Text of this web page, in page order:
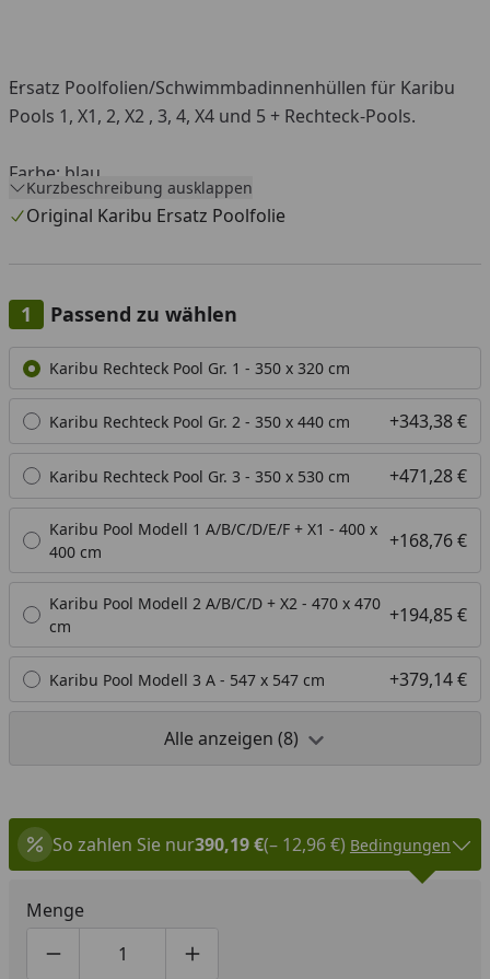
Ersatz Poolfolien/Schwimmbadinnenhüllen für Karibu
Pools 1, X1, 2, X2 , 3, 4, X4 und 5 + Rechteck-Pools.
Farbe: blau
Die Poolfolien passen ausschließlich zu den
auswählbaren Pools aus dem aktuellenKaribu Pool
passende Poolfolie ausgewählt haben, kontaktieren
Sie bitte unsere Fachberater, um unnötige
Rücksendekosten zu vermeiden.
Sollten Sie ein Karibu Pool-Modell besitzen, das nicht
in der Auswahlliste erscheint, können wir Ihnen
hierzu sehr gerne ein individuelles Angebot erstellen.
Bitte nennen Sie uns hierzu imKontaktformularIhr
Pool-Modell.
Kurzbeschreibung ausklappen
Original Karibu Ersatz Poolfolie
Passend zu wählen
Alle anzeigen (8)
Karibu Rechteck Pool Gr. 1 - 350 x 320 cm
Karibu Rechteck Pool Gr. 2 - 350 x 440 cm +343,38 €
Karibu Rechteck Pool Gr. 3 - 350 x 530 cm +471,28 €
Karibu Pool Modell 1 A/B/C/D/E/F + X1 - 400 x
400 cm
+168,76 €
Karibu Pool Modell 2 A/B/C/D + X2 - 470 x 470
cm
+194,85 €
Karibu Pool Modell 3 A - 547 x 547 cm +379,14 €
Alle anzeigen (8)
So zahlen Sie nur390,19 €(– 12,96 €) Bedingungen
Menge
Produktmenge um eins verringern
Produktmenge manuell eingeben
Produktmenge um eins erhöhen